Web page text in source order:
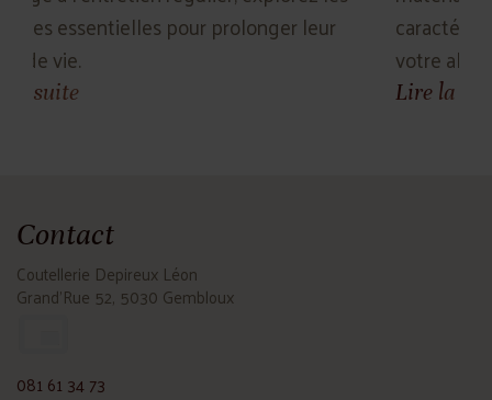
leur
caractéristiques à considérer pour
Contact
Coutellerie Depireux Léon
Grand'Rue 52, 5030 Gembloux
081 61 34 73